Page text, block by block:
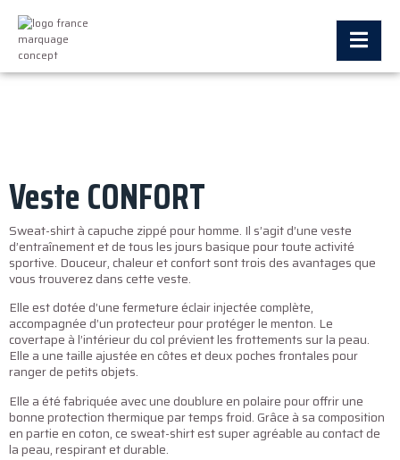
Veste CONFORT
Sweat-shirt à capuche zippé pour homme. Il s’agit d’une veste
d’entraînement et de tous les jours basique pour toute activité
sportive. Douceur, chaleur et confort sont trois des avantages que
vous trouverez dans cette veste.
Elle est dotée d’une fermeture éclair injectée complète,
accompagnée d’un protecteur pour protéger le menton. Le
covertape à l’intérieur du col prévient les frottements sur la peau.
Elle a une taille ajustée en côtes et deux poches frontales pour
ranger de petits objets.
Elle a été fabriquée avec une doublure en polaire pour offrir une
bonne protection thermique par temps froid. Grâce à sa composition
en partie en coton, ce sweat-shirt est super agréable au contact de
la peau, respirant et durable.